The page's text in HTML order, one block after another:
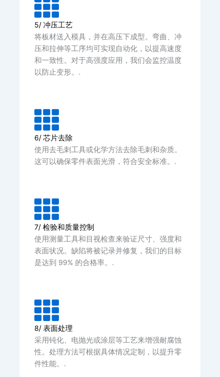
5/ 冲压工艺
将板材送入模具，并在高压下成型。弯曲、冲
压和拉伸等工序均可实现自动化，以提高速度
和一致性。对于高强度应用，我们会监控温度
以防止变形。.
6/ 芯片去除
使用去毛刺工具或化学方法去除毛刺和杂质。
这可以确保零件表面光滑，符合安全标准。.
7/ 检验和质量控制
使用测量工具和目视检查来验证尺寸、强度和
表面状况。缺陷将被记录并修复，我们的目标
是达到 99% 的合格率。.
8/ 表面处理
采用钝化、电抛光或涂层等工艺来增强耐腐蚀
性。处理方法可根据具体情况定制，以提升零
件性能。.